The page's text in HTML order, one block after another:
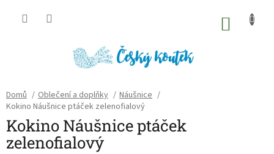
Domů / Oblečení a doplňky / Náušnice /
Kokino Náušnice ptáček zelenofialový
Kokino Náušnice ptáček
zelenofialový